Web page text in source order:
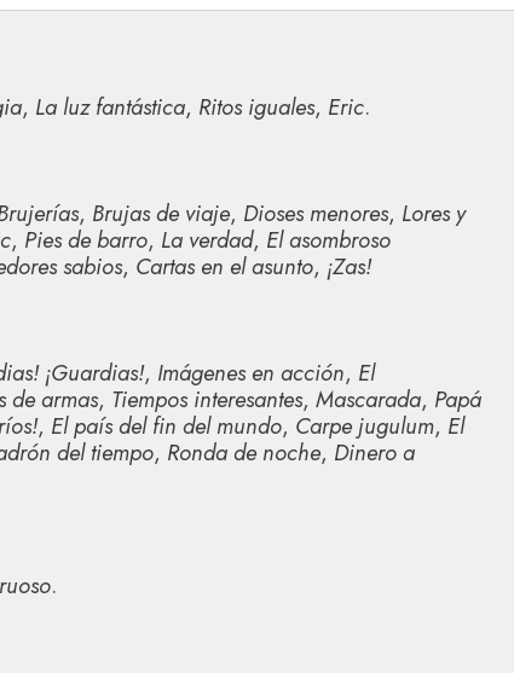
, La luz fantástica, Ritos iguales, Eric.
, Brujas de viaje, Dioses menores, Lores y
, Pies de barro, La verdad, El asombroso
sabios, Cartas en el asunto, ¡Zas!
¡Guardias!, Imágenes en acción, El
de armas, Tiempos interesantes, Mascarada, Papá
, El país del fin del mundo, Carpe jugulum, El
del tiempo, Ronda de noche, Dinero a
.